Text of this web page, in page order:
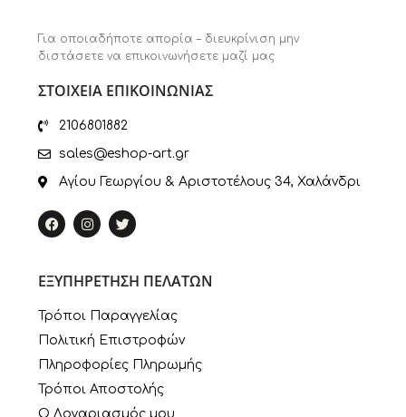
Για οποιαδήποτε απορία – διευκρίνιση μην
διστάσετε να επικοινωνήσετε μαζί μας
ΣΤΟΙΧΕΙΑ ΕΠΙΚΟΙΝΩΝΙΑΣ
2106801882
sales@eshop-art.gr
Αγίου Γεωργίου & Αριστοτέλους 34, Χαλάνδρι
ΕΞΥΠΗΡΕΤΗΣΗ ΠΕΛΑΤΩΝ
Τρόποι Παραγγελίας
Πολιτική Επιστροφών
Πληροφορίες Πληρωμής
Τρόποι Αποστολής
Ο Λογαριασμός μου